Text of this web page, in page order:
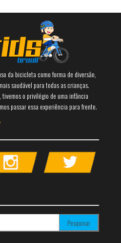
da bicicleta como forma de diversão,
saudável para todas as crianças.
tivemos o privilégio de uma infância
passar essa experiência para frente.